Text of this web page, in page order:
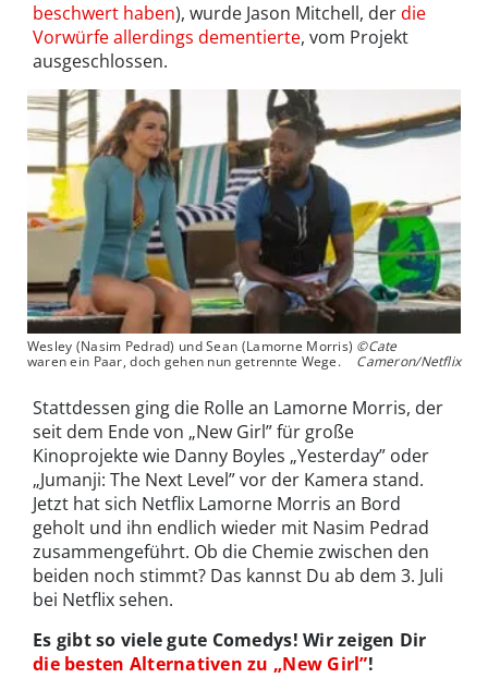
beschwert haben), wurde Jason Mitchell, derdie
Vorwürfe allerdings dementierte, vom Projekt
ausgeschlossen.
Wesley (Nasim Pedrad) und Sean (Lamorne Morris)
waren ein Paar, doch gehen nun getrennte Wege.
©Cate
Cameron/Netflix
Stattdessen ging die Rolle an Lamorne Morris, der
seit dem Ende von „New Girl” für große
Kinoprojekte wie Danny Boyles „Yesterday” oder
„Jumanji: The Next Level” vor der Kamera stand.
Jetzt hat sich Netflix Lamorne Morris an Bord
geholt und ihn endlich wieder mit Nasim Pedrad
zusammengeführt. Ob die Chemie zwischen den
beiden noch stimmt? Das kannst Du ab dem 3. Juli
bei Netflix sehen.
Es gibt so viele gute Comedys! Wir zeigen Dir
die besten Alternativen zu „New Girl”!